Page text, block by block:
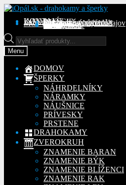
Preskočiť
navigáciu
Preskočiť
obsah
KONTAKT
INFORMÁCIE
Obchodné podmienky
Reklamačný poriadok
Ochrana osobných údajov
MÔJ ÚČETObjednávky
Adresy
Detaily účtu
Na stiahnutie
Products
search
Menu
DOMOV
ŠPERKY
NÁHRDELNÍKY
NÁRAMKY
NÁUŠNICE
PRÍVESKY
PRSTENE
DRAHOKAMY
ZVEROKRUH
ZNAMENIE BARAN
ZNAMENIE BÝK
ZNAMENIE BLÍŽENCI
ZNAMENIE RAK